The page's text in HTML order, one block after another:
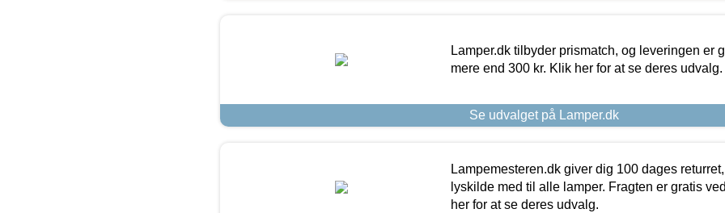
Lamper.dk tilbyder prismatch, og leveringen er
mere end 300 kr. Klik her for at se deres udvalg.
Se udvalget på Lamper.dk
Lampemesteren.dk giver dig 100 dages
lyskilde med til alle lamper. Fragten er gratis
her for at se deres udvalg.